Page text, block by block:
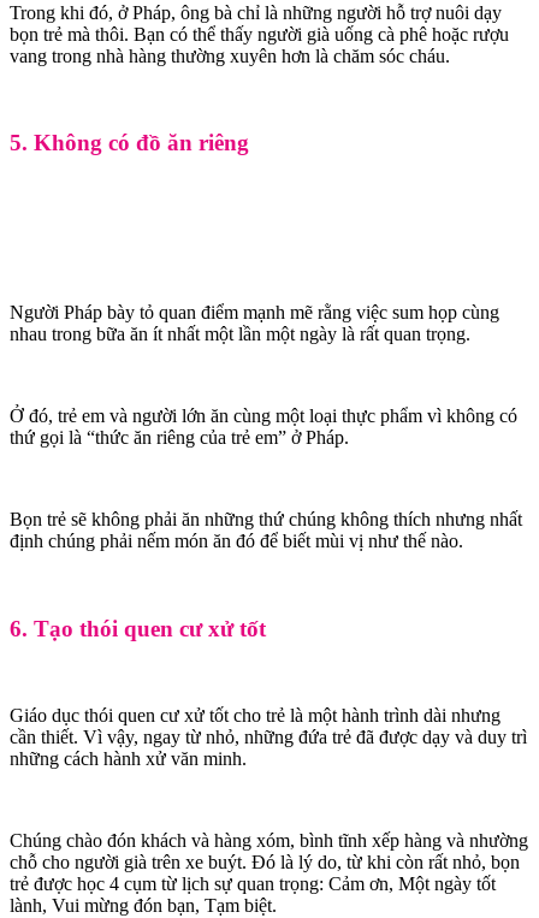
Trong khi đó, ở Pháp, ông bà chỉ là những người hỗ trợ nuôi dạy
bọn trẻ mà thôi. Bạn có thể thấy người già uống cà phê hoặc rượu
vang trong nhà hàng thường xuyên hơn là chăm sóc cháu.
5. Không có đồ ăn riêng
Người Pháp bày tỏ quan điểm mạnh mẽ rằng việc sum họp cùng
nhau trong bữa ăn ít nhất một lần một ngày là rất quan trọng.
Ở đó, trẻ em và người lớn ăn cùng một loại thực phẩm vì không có
thứ gọi là “thức ăn riêng của trẻ em” ở Pháp.
Bọn trẻ sẽ không phải ăn những thứ chúng không thích nhưng nhất
định chúng phải nếm món ăn đó để biết mùi vị như thế nào.
6. Tạo thói quen cư xử tốt
Giáo dục thói quen cư xử tốt cho trẻ là một hành trình dài nhưng
cần thiết. Vì vậy, ngay từ nhỏ, những đứa trẻ đã được dạy và duy trì
những cách hành xử văn minh.
Chúng chào đón khách và hàng xóm, bình tĩnh xếp hàng và nhường
chỗ cho người già trên xe buýt. Đó là lý do, từ khi còn rất nhỏ, bọn
trẻ được học 4 cụm từ lịch sự quan trọng: Cảm ơn, Một ngày tốt
lành, Vui mừng đón bạn, Tạm biệt.